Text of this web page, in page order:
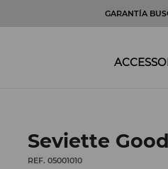
GARANTÍA
Seviette
REF. 05001010